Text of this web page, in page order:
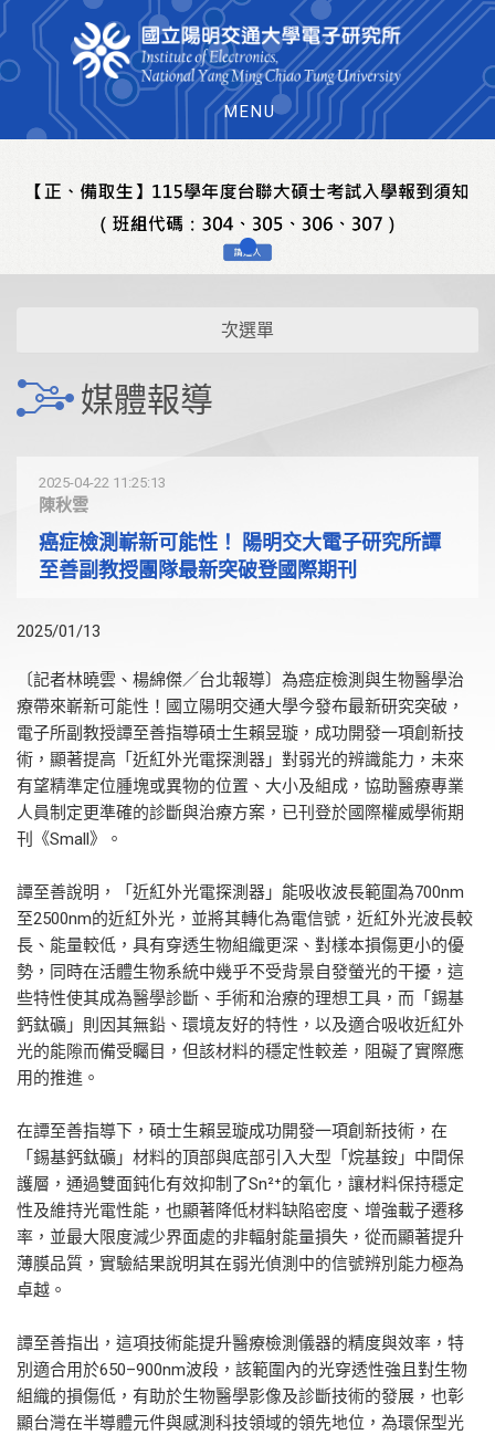
MENU
次選單
媒體報導
2025-04-22 11:25:13
陳秋雲
癌症檢測嶄新可能性！ 陽明交大電子研究所譚
至善副教授團隊最新突破登國際期刊
2025/01/13
〔記者林曉雲、楊綿傑／台北報導〕為癌症檢測與生物醫學治
療帶來嶄新可能性！國立陽明交通大學今發布最新研究突破，
電子所副教授譚至善指導碩士生賴昱璇，成功開發一項創新技
術，顯著提高「近紅外光電探測器」對弱光的辨識能力，未來
有望精準定位腫塊或異物的位置、大小及組成，協助醫療專業
人員制定更準確的診斷與治療方案，已刊登於國際權威學術期
刊《Small》。
譚至善說明，「近紅外光電探測器」能吸收波長範圍為700nm
至2500nm的近紅外光，並將其轉化為電信號，近紅外光波長較
長、能量較低，具有穿透生物組織更深、對樣本損傷更小的優
勢，同時在活體生物系統中幾乎不受背景自發螢光的干擾，這
些特性使其成為醫學診斷、手術和治療的理想工具，而「錫基
鈣鈦礦」則因其無鉛、環境友好的特性，以及適合吸收近紅外
光的能隙而備受矚目，但該材料的穩定性較差，阻礙了實際應
用的推進。
在譚至善指導下，碩士生賴昱璇成功開發一項創新技術，在
「錫基鈣鈦礦」材料的頂部與底部引入大型「烷基銨」中間保
護層，通過雙面鈍化有效抑制了Sn²⁺的氧化，讓材料保持穩定
性及維持光電性能，也顯著降低材料缺陷密度、增強載子遷移
率，並最大限度減少界面處的非輻射能量損失，從而顯著提升
薄膜品質，實驗結果說明其在弱光偵測中的信號辨別能力極為
卓越。
譚至善指出，這項技術能提升醫療檢測儀器的精度與效率，特
別適合用於650–900nm波段，該範圍內的光穿透性強且對生物
組織的損傷低，有助於生物醫學影像及診斷技術的發展，也彰
顯台灣在半導體元件與感測科技領域的領先地位，為環保型光